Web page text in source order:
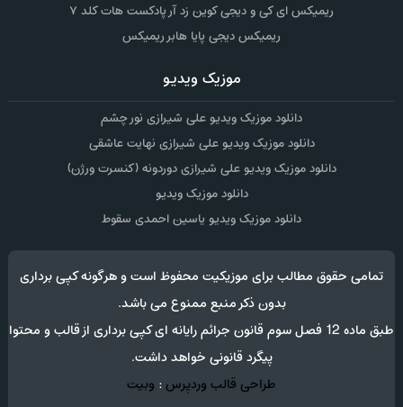
ریمیکس ای کی و دیجی کوین زد آر پادکست هات کلد ۷
ریمیکس دیجی پایا هابر ریمیکس
موزیک ویدیو
دانلود موزیک ویدیو علی شیرازی نور چشم
دانلود موزیک ویدیو علی شیرازی نهایت عاشقی
دانلود موزیک ویدیو علی شیرازی دوردونه (کنسرت ورژن)
دانلود موزیک ویدیو
دانلود موزیک ویدیو یاسین احمدی سقوط
تمامی حقوق مطالب برای موزیکیت محفوظ است و هرگونه کپی برداری
بدون ذکر منبع ممنوع می باشد.
طبق ماده 12 فصل سوم قانون جرائم رایانه ای کپی برداری از قالب و محتوا
پیگرد قانونی خواهد داشت.
طراحی قالب وردپرس: وبیت